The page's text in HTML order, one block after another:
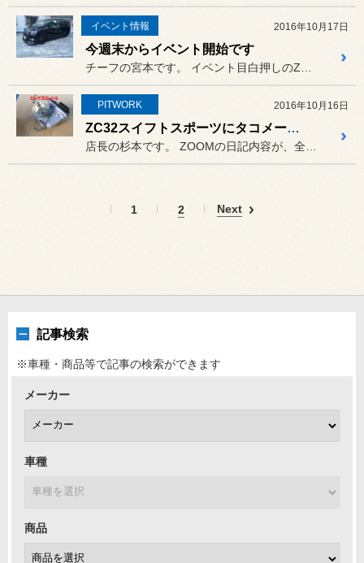
イベント情報 2016年10月17日
今週末からイベント開始です
PITWORK 2016年10月16日
ZC32スイフトスポーツにタコメーター取付など
1 2 Next
記事検索
※車種・商品等で記事の検索ができます
メーカー
車種
商品